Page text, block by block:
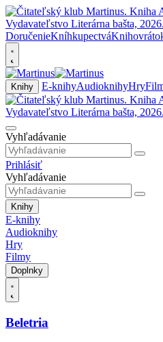
DoručenieKníhkupectvá
Knihy E-knihyAudioknihyHry
Vyhľadávanie
Prihlásiť
Vyhľadávanie
Knihy
E-knihy
Audioknihy
Hry
Filmy
Doplnky
Beletria